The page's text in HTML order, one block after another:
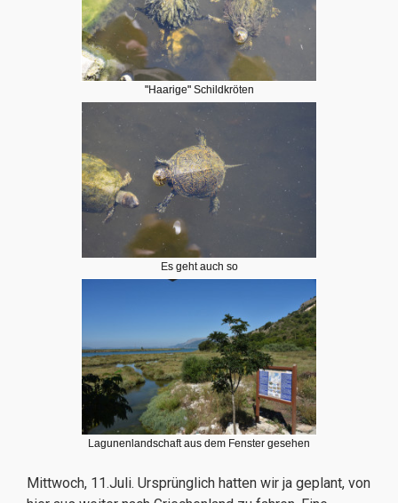
"Haarige" Schildkröten
Es geht auch so
Lagunenlandschaft aus dem Fenster gesehen
Mittwoch, 11.Juli. Ursprünglich hatten wir ja geplant, von